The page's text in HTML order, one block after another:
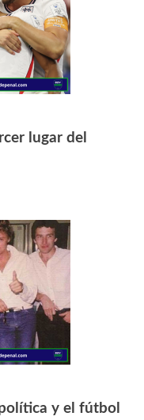
lugar del
y el fútbol